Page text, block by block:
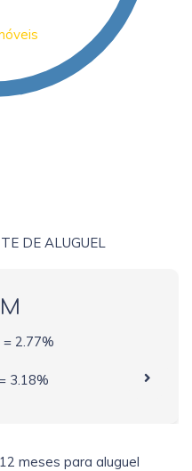
DE ALUGUEL
2.77%
3.18%
meses para aluguel